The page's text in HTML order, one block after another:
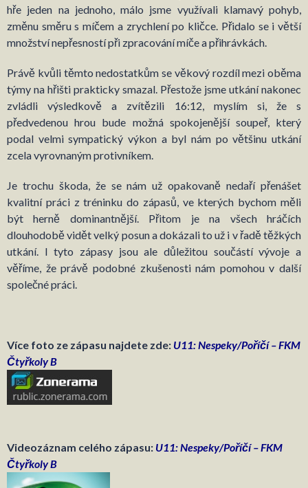
hře jeden na jednoho, málo jsme využívali klamavý pohyb,
změnu směru s míčem a zrychlení po kličce. Přidalo se i větší
množství nepřesností při zpracování míče a přihrávkách.
Právě kvůli těmto nedostatkům se věkový rozdíl mezi oběma
týmy na hřišti prakticky smazal. Přestože jsme utkání nakonec
zvládli výsledkově a zvítězili 16:12, myslím si, že s
předvedenou hrou bude možná spokojenější soupeř, který
podal velmi sympatický výkon a byl nám po většinu utkání
zcela vyrovnaným protivníkem.
Je trochu škoda, že se nám už opakovaně nedaří přenášet
kvalitní práci z tréninku do zápasů, ve kterých bychom měli
být herně dominantnější. Přitom je na všech hráčích
dlouhodobě vidět velký posun a dokázali to už i v řadě těžkých
utkání. I tyto zápasy jsou ale důležitou součástí vývoje a
věříme, že právě podobné zkušenosti nám pomohou v další
společné práci.
Více foto ze zápasu najdete zde: U11: Nespeky/Poříčí – FKM
Čtyřkoly B
Videozáznam celého zápasu: U11: Nespeky/Poříčí – FKM
Čtyřkoly B